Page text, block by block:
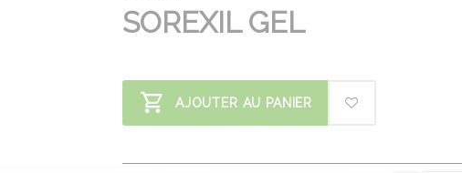
SOREXIL GEL
AJOUTER AU PANIER